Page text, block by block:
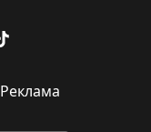
Реклама